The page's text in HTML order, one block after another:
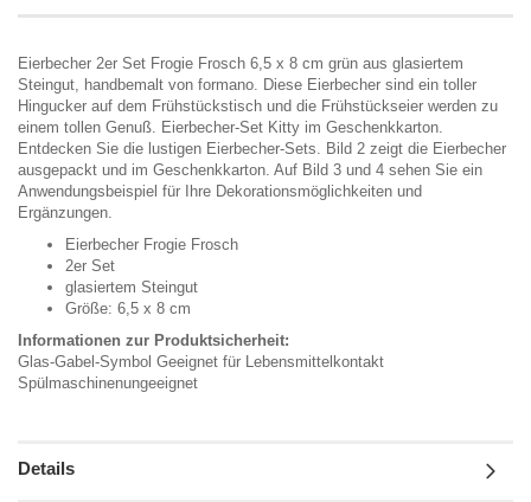
Eierbecher 2er Set Frogie Frosch 6,5 x 8 cm grün aus glasiertem
Steingut, handbemalt von formano. Diese Eierbecher sind ein toller
Hingucker auf dem Frühstückstisch und die Frühstückseier werden zu
einem tollen Genuß. Eierbecher-Set Kitty im Geschenkkarton.
Entdecken Sie die lustigen Eierbecher-Sets. Bild 2 zeigt die Eierbecher
ausgepackt und im Geschenkkarton. Auf Bild 3 und 4 sehen Sie ein
Anwendungsbeispiel für Ihre Dekorationsmöglichkeiten und
Ergänzungen.
Eierbecher Frogie Frosch
2er Set
glasiertem Steingut
Größe: 6,5 x 8 cm
Informationen zur Produktsicherheit:
Glas-Gabel-Symbol Geeignet für Lebensmittelkontakt
Spülmaschinenungeeignet
Details